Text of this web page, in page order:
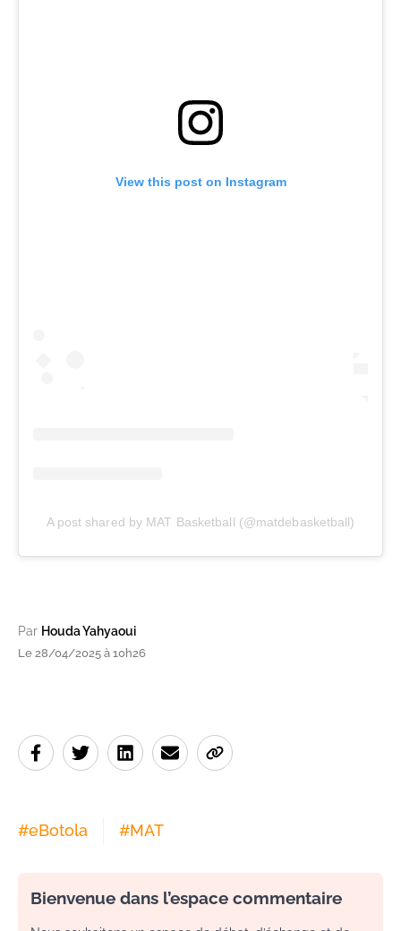
View this post on Instagram
A post shared by MAT Basketball (@matdebasketball)
Par Houda Yahyaoui
Le 28/04/2025 à 10h26
#eBotola #MAT
Bienvenue dans l’espace commentaire